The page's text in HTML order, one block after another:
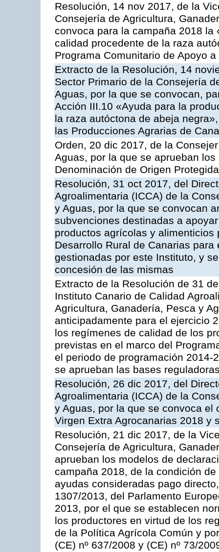
Resolución, 14 nov 2017, de la
Consejería de Agricultura,
convoca para la campaña 2018
calidad procedente de la raza
Programa Comunitario de Apoyo
Extracto de la Resolución, 14
Sector Primario de la Consejería
Aguas, por la que se convocan,
Acción III.10 «Ayuda para la
la raza autóctona de abeja
las Producciones Agrarias de
Orden, 20 dic 2017, de la
Aguas, por la que se aprueban
Denominación de Origen
Resolución, 31 oct 2017, del
Agroalimentaria (ICCA) de la
y Aguas, por la que se convocan
subvenciones destinadas a
productos agrícolas y
Desarrollo Rural de Canarias
gestionadas por este Instituto, y
concesión de las mismas
Extracto de la Resolución de 31
Instituto Canario de Calidad
Agricultura, Ganadería, Pesca y
anticipadamente para el ejercicio
los regímenes de calidad de los
previstas en el marco del
el periodo de programación
se aprueban las bases
Resolución, 26 dic 2017, del
Agroalimentaria (ICCA) de la
y Aguas, por la que se convoca el
Virgen Extra Agrocanarias 2018 y
Resolución, 21 dic 2017, de la
Consejería de Agricultura,
aprueban los modelos de
campaña 2018, de la condición
ayudas consideradas pago
1307/2013, del Parlamento
2013, por el que se establecen
los productores en virtud de los
de la Política Agrícola Común y
(CE) nº 637/2008 y (CE) nº 73/